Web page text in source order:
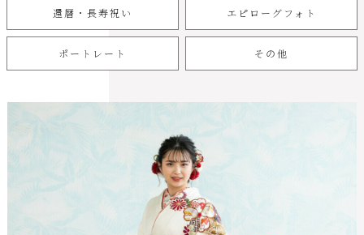
還暦・長寿祝い エピローグフォト
ポートレート その他